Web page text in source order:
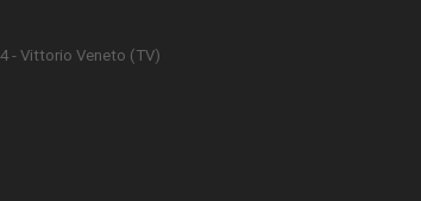
- Vittorio Veneto (TV)